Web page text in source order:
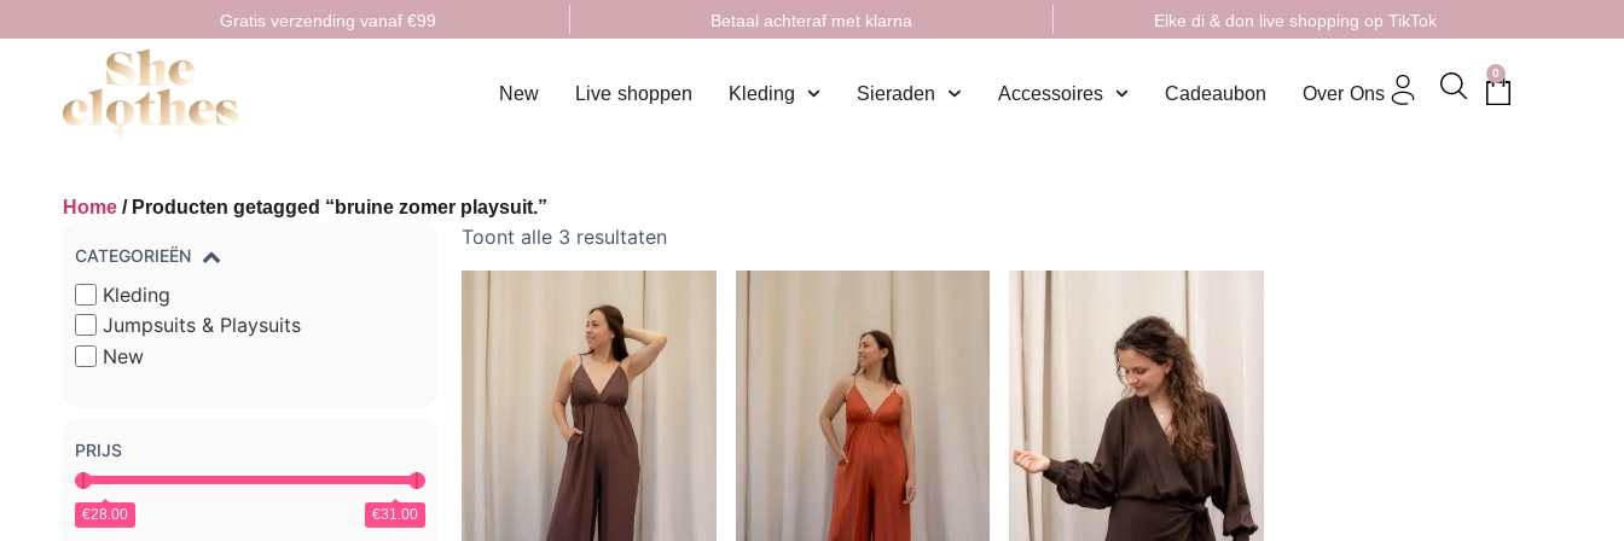
Gratis verzending vanaf €99 Betaal achteraf met klarna Elke di & don live shopping op TikTok
New Live shoppen Kleding Sieraden Accessoires Cadeaubon Over Ons
0
Home / Producten getagged “bruine zomer playsuit.”
CATEGORIEËN
Kleding
Jumpsuits & Playsuits
New
PRIJS
€28.00 €31.00
Toont alle 3 resultaten